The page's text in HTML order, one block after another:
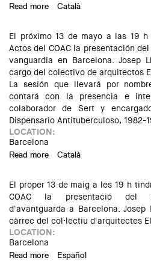
Read more about I Jornadas de
Català
El próximo 13 de mayo a las 19
Actos del COAC la presentación
vanguardia en Barcelona. Josep
cargo del colectivo de arquitectos
La sesión que llevará por
contará con la presencia e
colaborador de Sert y
Dispensario Antituberculoso, 1982-
LOCATION:
Barcelona
Read more about Presentación del
Català
El proper 13 de maig a les 19 h
COAC la presentació del
d'avantguarda a Barcelona. Josep
càrrec del col·lectiu d'arquitectes
LOCATION:
Barcelona
Read more about Presentació del
Español